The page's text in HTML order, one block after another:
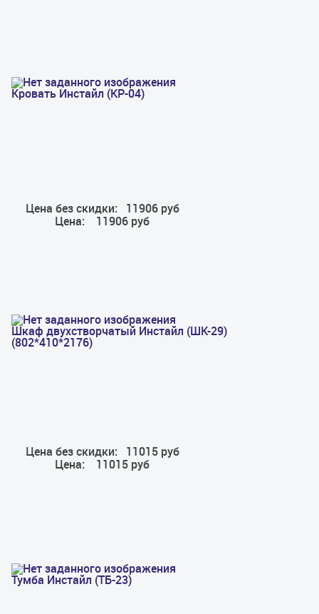
Кровать Инстайл (КР-04)
Цена без скидки:
11906 руб
Цена:
11906 руб
Шкаф двухстворчатый Инстайл (ШК-29)
(802*410*2176)
Цена без скидки:
11015 руб
Цена:
11015 руб
Тумба Инстайл (ТБ-23)